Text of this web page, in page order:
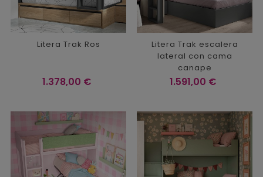
Litera Trak Ros
Precio
1.378,00 €
Litera Trak escalera
lateral con cama
canape
Precio
1.591,00 €